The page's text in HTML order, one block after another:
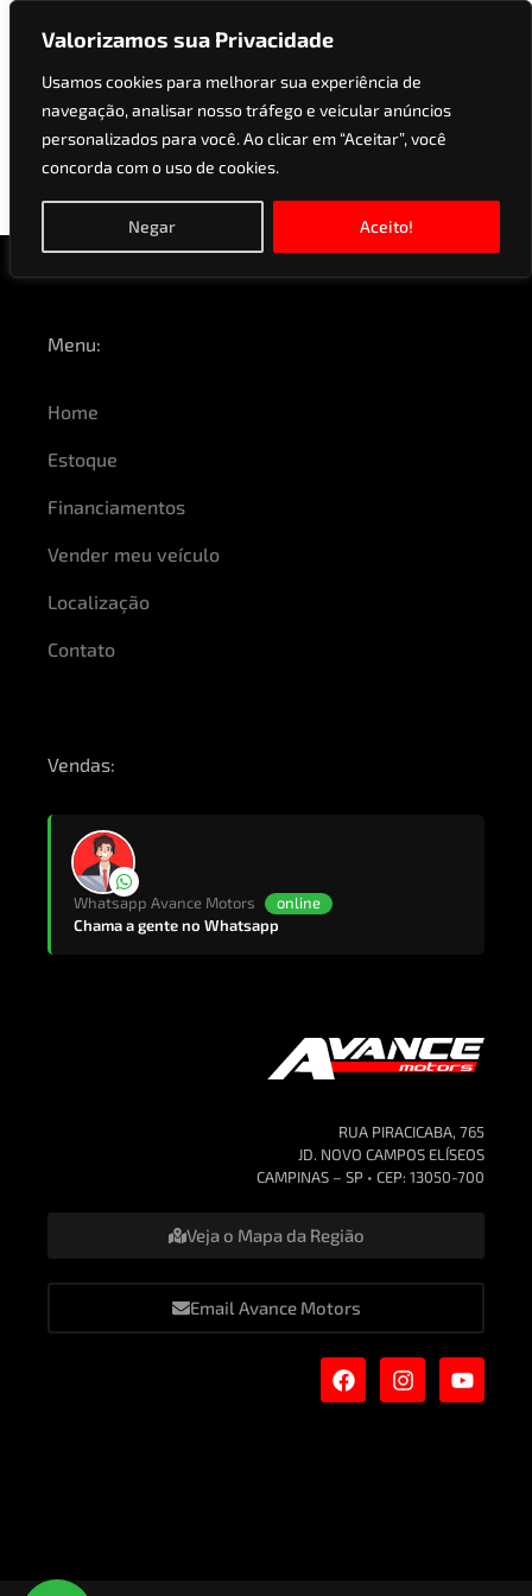
Valorizamos sua Privacidade
Usamos cookies para melhorar sua experiência de
navegação, analisar nosso tráfego e veicular anúncios
personalizados para você. Ao clicar em “Aceitar”, você
concorda com o uso de cookies.
Negar Aceito!
Versões:INTENSE 1.6
16V FLEX AUT
Menu:
Home
Estoque
Financiamentos
Vender meu veículo
Localização
Contato
Vendas:
Whatsapp Avance Motors
online
Chama a gente no Whatsapp
RUA PIRACICABA, 765
JD. NOVO CAMPOS ELÍSEOS
CAMPINAS – SP • CEP: 13050-700
Veja o Mapa da Região
Email Avance Motors